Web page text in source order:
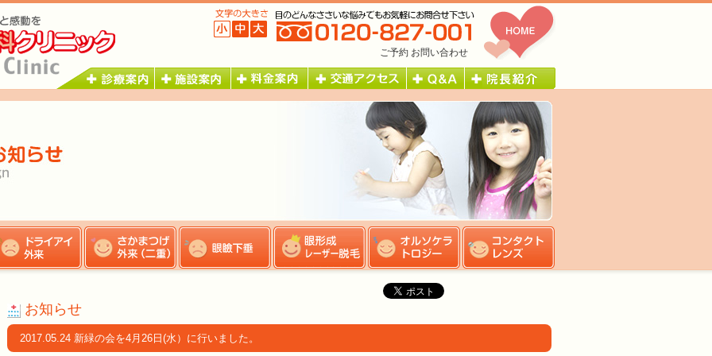
ご予約 お問い合わせ
お知らせ
2017.05.24 新緑の会を4月26日(水）に行いました。